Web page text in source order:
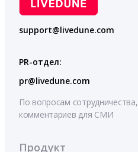
support@livedune.com
PR-отдел:
pr@livedune.com
По вопросам сотрудничества,
комментариев для СМИ
Продукт